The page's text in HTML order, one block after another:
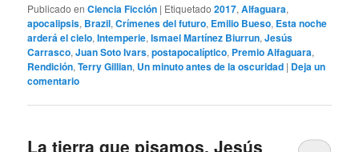
Publicado en Ciencia Ficción | Etiquetado 2017,Alfaguara,
apocalipsis, Brazil,Crímenes del futuro, Emilio Bueso, Esta noche
arderá el cielo,Intemperie,Ismael Martínez Biurrun,Jesús
Carrasco,Juan Soto Ivars,postapocalíptico, Premio Alfaguara,
Rendición,Terry Gillian, Un minuto antes de la oscuridad | Deja un
comentario
La tierra que pisamos, Jesús